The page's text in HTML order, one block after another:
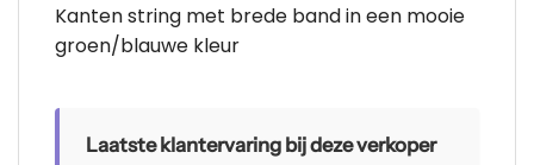
Kanten string met brede band in een mooie
groen/blauwe kleur
Laatste klantervaring bij deze verkoper